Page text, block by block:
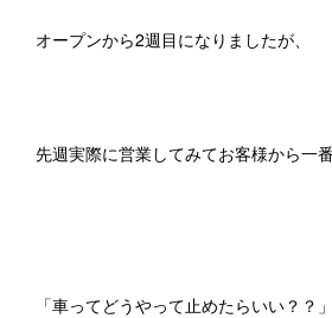
オープンから2週目になりましたが、
先週実際に営業してみてお客様から一
「車ってどうやって止めたらいい？？」